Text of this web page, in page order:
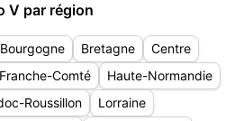
V par région
Bourgogne Bretagne
Centre
Franche-Comté
Haute-Normandie
Roussillon
Lorraine